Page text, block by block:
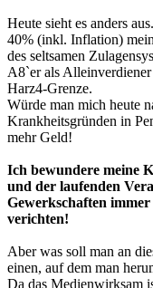
Heute sieht es anders
40% (inkl. Inflation)
des seltsamen
A8`er als
Harz4-Grenze.
Würde man mich heute
Krankheitsgründen in
mehr Geld!
Ich bewundere meine
und der laufenden
Gewerkschaften
verichten!
Aber was soll man an
einen, auf dem man
Da das Medienwirksam